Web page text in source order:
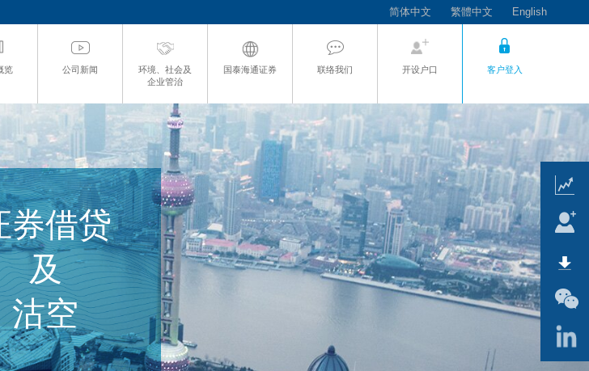
简体中文 繁體中文 English
览 公司新闻
环境、社会及
企业管治
国泰海通证券 联络我们 开设户口 客户登入
券借贷
及
沽空